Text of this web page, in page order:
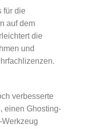
für die
auf dem
die
und
verbesserte
einen Ghosting-